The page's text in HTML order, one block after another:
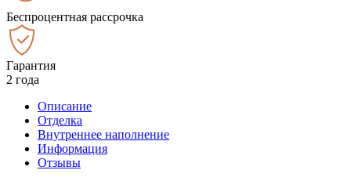
Беспроцентная рассрочка
Гарантия
2 года
Описание
Отделка
Внутреннее наполнение
Информация
Отзывы